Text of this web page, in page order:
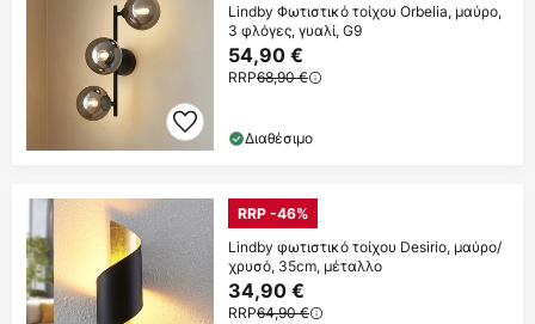
Lindby Φωτιστικό τοίχου Orbelia, μαύρο,
3 φλόγες, γυαλί, G9
54,90 €
RRP68,90 €
Διαθέσιμο
RRP -46%
Lindby φωτιστικό τοίχου Desirio, μαύρο/
χρυσό, 35cm, μέταλλο
34,90 €
RRP64,90 €